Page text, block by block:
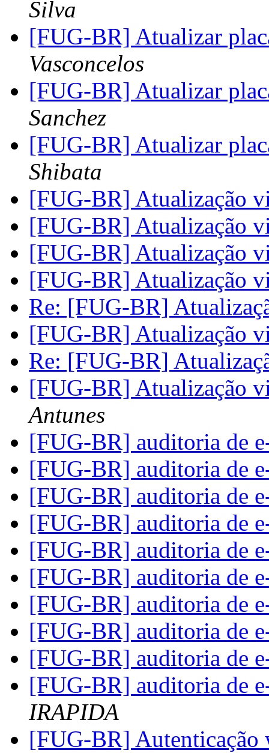
Silva
[FUG-BR] Atualizar
Vasconcelos
[FUG-BR] Atualizar
Sanchez
[FUG-BR] Atualizar
Shibata
[FUG-BR] Atualização
[FUG-BR] Atualização
[FUG-BR] Atualização
[FUG-BR] Atualização
Re: [FUG-BR]
[FUG-BR] Atualização
Re: [FUG-BR]
[FUG-BR] Atualização
Antunes
[FUG-BR] auditoria de
[FUG-BR] auditoria de
[FUG-BR] auditoria de
[FUG-BR] auditoria de
[FUG-BR] auditoria de
[FUG-BR] auditoria de
[FUG-BR] auditoria de
[FUG-BR] auditoria de
[FUG-BR] auditoria de
[FUG-BR] auditoria de
IRAPIDA
[FUG-BR]